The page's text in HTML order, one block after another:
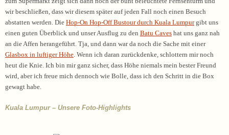
wir beschließen, dass wir diesem später auf jeden Fall noch einen Besuch
abstatten werden. Die Hop-On Hop-Off Bustour durch Kuala Lumpurgibt uns
einen guten Überblick und unser Ausflug zu den Batu Caves hat uns ganz nah
an die Affen herangeführt. Tja, und dann war da noch die Sache mit einer
Glasbox in luftiger Höhe. Wenn ich daran zurückdenke, schlottern mir noch
heut die Knie. Ich bin mir ganz sicher, dass Höhe niemals mein bester Freund
wird, aber ich freue mich dennoch wie Bolle, dass ich den Schritt in die Box
gewagt habe.
Kuala Lumpur – Unsere Foto-Highlights